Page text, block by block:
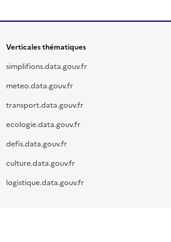
Verticales thématiques
simplifions.data.gouv.fr
meteo.data.gouv.fr
transport.data.gouv.fr
ecologie.data.gouv.fr
defis.data.gouv.fr
culture.data.gouv.fr
logistique.data.gouv.fr